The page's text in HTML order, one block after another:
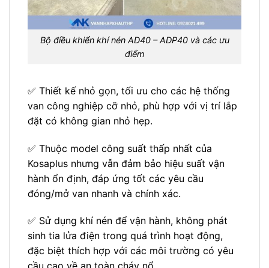
Bộ điều khiển khí nén AD40 – ADP40 và các ưu
điểm
✅ Thiết kế nhỏ gọn, tối ưu cho các hệ thống
van công nghiệp cỡ nhỏ, phù hợp với vị trí lắp
đặt có không gian nhỏ hẹp.
✅ Thuộc model công suất thấp nhất của
Kosaplus nhưng vẫn đảm bảo hiệu suất vận
hành ổn định, đáp ứng tốt các yêu cầu
đóng/mở van nhanh và chính xác.
✅ Sử dụng khí nén để vận hành, không phát
sinh tia lửa điện trong quá trình hoạt động,
đặc biệt thích hợp với các môi trường có yêu